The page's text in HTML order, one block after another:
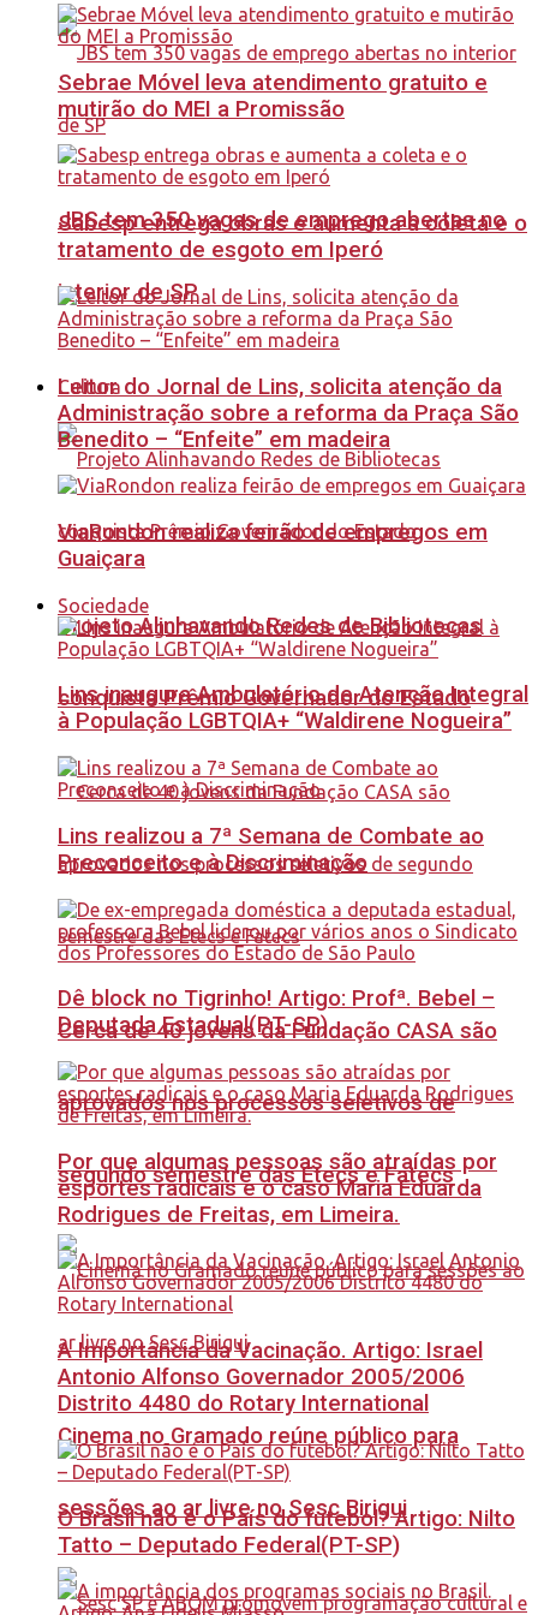
JBS tem 350 vagas de emprego abertas no
interior de SP
Cultura
Projeto Alinhavando Redes de Bibliotecas
conquista Prêmio Governador do Estado
Cerca de 40 jovens da Fundação CASA são
aprovados nos processos seletivos de
segundo semestre das Etecs e Fatecs
Cinema no Gramado reúne público para
sessões ao ar livre no Sesc Birigui
Sebrae Móvel leva atendimento gratuito e
mutirão do MEI a Promissão
Sabesp entrega obras e aumenta a coleta e o
tratamento de esgoto em Iperó
Leitor do Jornal de Lins, solicita atenção da
Administração sobre a reforma da Praça São
Benedito – “Enfeite” em madeira
ViaRondon realiza feirão de empregos em
Guaiçara
Sociedade
Lins inaugura Ambulatório de Atenção Integral
à População LGBTQIA+ “Waldirene Nogueira”
Lins realizou a 7ª Semana de Combate ao
Preconceito e à Discriminação
Dê block no Tigrinho! Artigo: Profª. Bebel –
Deputada Estadual(PT-SP)
Por que algumas pessoas são atraídas por
esportes radicais e o caso Maria Eduarda
Rodrigues de Freitas, em Limeira.
A Importância da Vacinação. Artigo: Israel
Antonio Alfonso Governador 2005/2006
Distrito 4480 do Rotary International
O Brasil não é o País do futebol? Artigo: Nilto
Tatto – Deputado Federal(PT-SP)